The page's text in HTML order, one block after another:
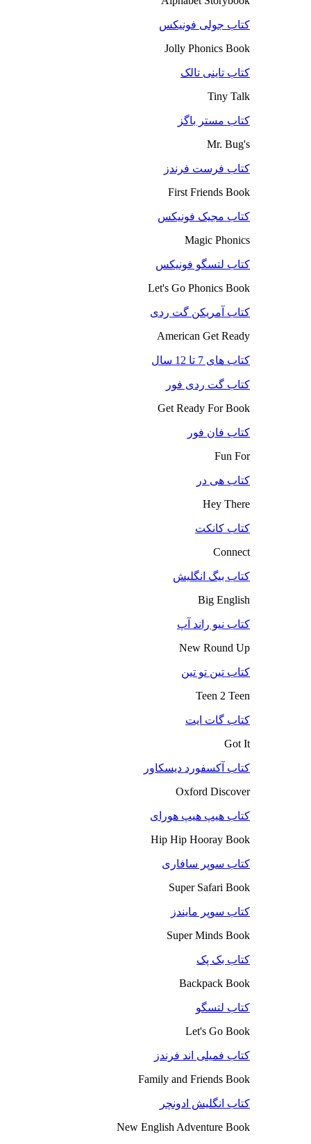
کتاب جولی فونیکس
Jolly Phonics Book
کتاب تاینی تالک
Tiny Talk
کتاب مستر باگز
Mr. Bug's
کتاب فرست فرندز
First Friends Book
کتاب مجیک فونیکس
Magic Phonics
کتاب لتسگو فونیکس
Let's Go Phonics Book
کتاب آمریکن گت ردی
American Get Ready
کتاب های 7 تا 12 سال
کتاب گت ردی فور
Get Ready For Book
کتاب فان فور
Fun For
کتاب هی در
Hey There
کتاب کانکت
Connect
کتاب بیگ انگلیش
Big English
کتاب نیو راند آپ
New Round Up
کتاب تین تو تین
Teen 2 Teen
کتاب گات ایت
Got It
کتاب آکسفورد دیسکاور
Oxford Discover
کتاب هیپ هیپ هورای
Hip Hip Hooray Book
کتاب سوپر سافاری
Super Safari Book
کتاب سوپر مایندز
Super Minds Book
کتاب بک پک
Backpack Book
کتاب لتسگو
Let's Go Book
کتاب فمیلی اند فرندز
Family and Friends Book
کتاب انگلیش ادونچر
New English Adventure Book